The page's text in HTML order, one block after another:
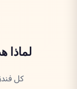
لماذا
كل